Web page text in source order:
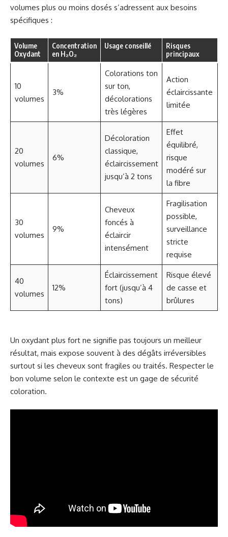
volumes plus ou moins dosés s’adressent aux besoins
spécifiques :
Volume
Oxydant
Concentration
en H₂O₂
Usage conseillé
Risques
principaux
10
volumes
3%
Colorations ton
sur ton,
décolorations
très légères
Action
éclaircissante
limitée
20
volumes
6%
Décoloration
classique,
éclaircissement
jusqu’à 2 tons
Effet
équilibré,
risque
modéré sur
la fibre
30
volumes
9%
Cheveux
foncés à
éclaircir
intensément
Fragilisation
possible,
surveillance
stricte
requise
40
volumes
12%
Éclaircissement
fort (jusqu’à 4
tons)
Risque élevé
de casse et
brûlures
Un oxydant plus fort ne signifie pas toujours un meilleur
résultat, mais expose souvent à des dégâts irréversibles
surtout si les cheveux sont fragiles ou traités. Respecter le
bon volume selon le contexte est un gage de sécurité
coloration.